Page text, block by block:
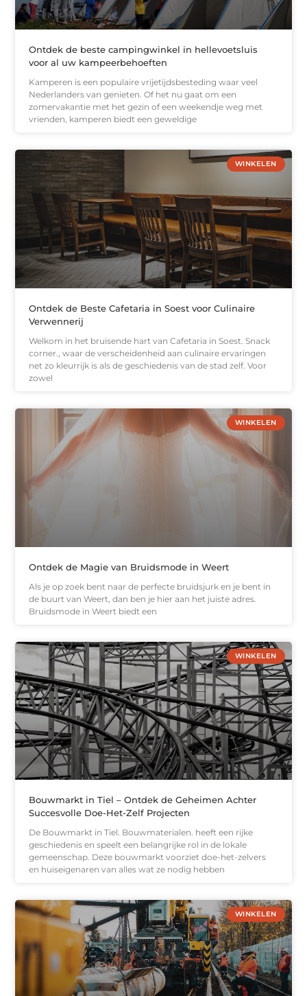
Ontdek de beste campingwinkel in hellevoetsluis
voor al uw kampeerbehoeften
Kamperen is een populaire vrijetijdsbesteding waar veel
Nederlanders van genieten. Of het nu gaat om een ​​
zomervakantie met het gezin of een weekendje weg met
vrienden, kamperen biedt een geweldige
WINKELEN
Ontdek de Beste Cafetaria in Soest voor Culinaire
Verwennerij
Welkom in het bruisende hart van Cafetaria in Soest. Snack
corner., waar de verscheidenheid aan culinaire ervaringen
net zo kleurrijk is als de geschiedenis van de stad zelf. Voor
zowel
WINKELEN
Ontdek de Magie van Bruidsmode in Weert
Als je op zoek bent naar de perfecte bruidsjurk en je bent in
de buurt van Weert, dan ben je hier aan het juiste adres.
Bruidsmode in Weert biedt een
WINKELEN
Bouwmarkt in Tiel – Ontdek de Geheimen Achter
Succesvolle Doe-Het-Zelf Projecten
De Bouwmarkt in Tiel. Bouwmaterialen. heeft een rijke
geschiedenis en speelt een belangrijke rol in de lokale
gemeenschap. Deze bouwmarkt voorziet doe-het-zelvers
en huiseigenaren van alles wat ze nodig hebben
WINKELEN